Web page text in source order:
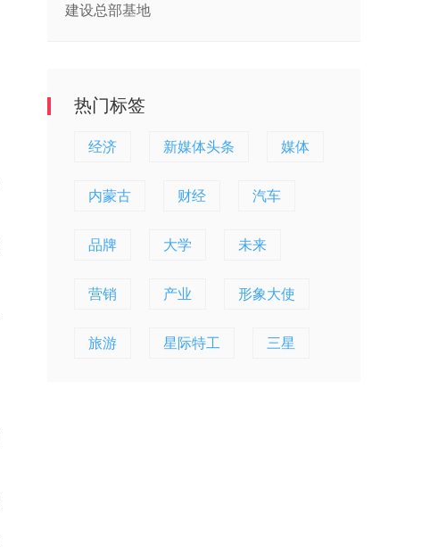
建设总部基地
热门标签
经济 新媒体头条 媒体
内蒙古 财经 汽车
品牌 大学 未来
营销 产业 形象大使
旅游 星际特工 三星